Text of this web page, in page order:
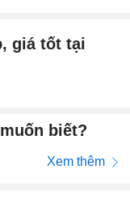
giá tốt tại
biết?
Xem thêm